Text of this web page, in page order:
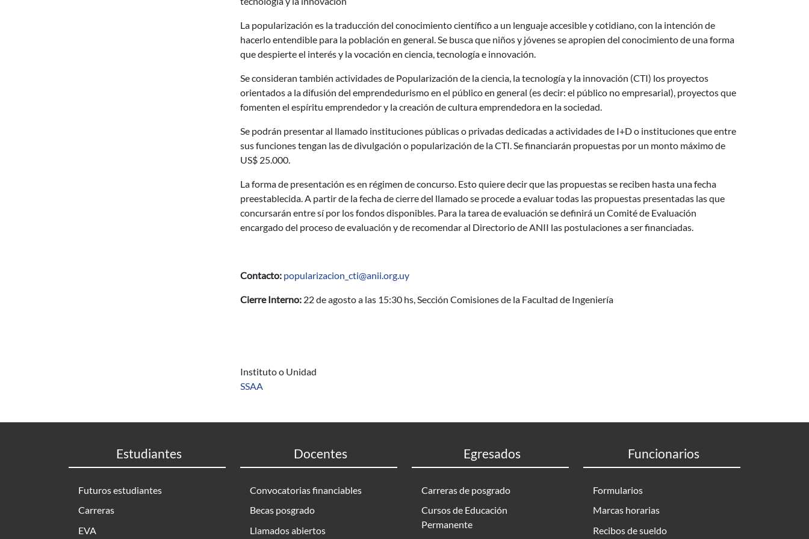
La popularización es la traducción del conocimiento científico a un lenguaje accesible y cotidiano, con la intención de
hacerlo entendible para la población en general. Se busca que niños y jóvenes se apropien del conocimiento de una forma
que despierte el interés y la vocación en ciencia, tecnología e innovación.
Se consideran también actividades de Popularización de la ciencia, la tecnología y la innovación (CTI) los proyectos
orientados a la difusión del emprendedurismo en el público en general (es decir: el público no empresarial), proyectos que
fomenten el espíritu emprendedor y la creación de cultura emprendedora en la sociedad.
Se podrán presentar al llamado instituciones públicas o privadas dedicadas a actividades de I+D o instituciones que entre
sus funciones tengan las de divulgación o popularización de la CTI. Se financiarán propuestas por un monto máximo de
US$ 25.000.
La forma de presentación es en régimen de concurso. Esto quiere decir que las propuestas se reciben hasta una fecha
preestablecida. A partir de la fecha de cierre del llamado se procede a evaluar todas las propuestas presentadas las que
concursarán entre sí por los fondos disponibles. Para la tarea de evaluación se definirá un Comité de Evaluación
encargado del proceso de evaluación y de recomendar al Directorio de ANII las postulaciones a ser financiadas.
Contacto: popularizacion_cti@anii.org.uy
Cierre Interno: 22 de agosto a las 15:30 hs, Sección Comisiones de la Facultad de Ingeniería
Instituto o Unidad
SSAA
Estudiantes
Futuros estudiantes
Carreras
EVA
Docentes
Convocatorias financiables
Becas posgrado
Llamados abiertos
Egresados
Carreras de posgrado
Cursos de Educación
Permanente
Funcionarios
Formularios
Marcas horarias
Recibos de sueldo